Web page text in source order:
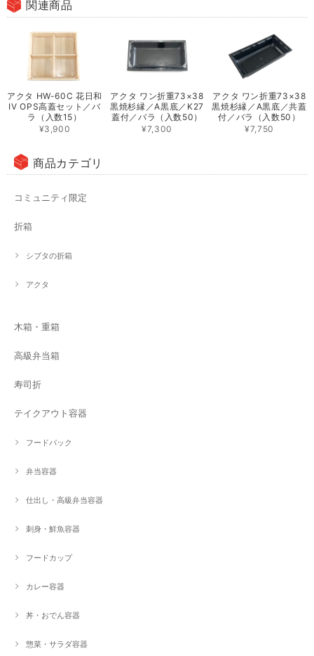
関連商品
アクタ HW-60C 花日和
IV OPS高蓋セット／バ
ラ（入数15）
¥3,900
アクタ ワン折重73×38
黒焼杉縁／A黒底／K27
蓋付／バラ（入数50）
¥7,300
アクタ ワン折重73×38
黒焼杉縁／A黒底／共蓋
付／バラ（入数50）
¥7,750
商品カテゴリ
コミュニティ限定
折箱
シブタの折箱
アクタ
木箱・重箱
高級弁当箱
寿司折
テイクアウト容器
フードパック
弁当容器
仕出し・高級弁当容器
刺身・鮮魚容器
フードカップ
カレー容器
丼・おでん容器
惣菜・サラダ容器